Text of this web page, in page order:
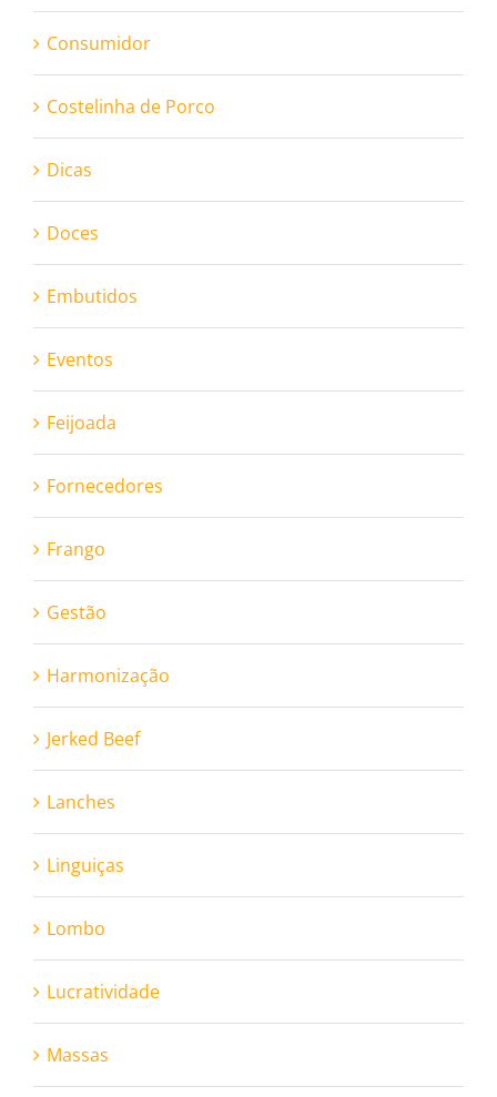
Consumidor
Costelinha de Porco
Dicas
Doces
Embutidos
Eventos
Feijoada
Fornecedores
Frango
Gestão
Harmonização
Jerked Beef
Lanches
Linguiças
Lombo
Lucratividade
Massas